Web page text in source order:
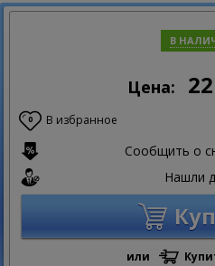
В
Цена:
0 В избранное
Сообщить о
Нашли
или